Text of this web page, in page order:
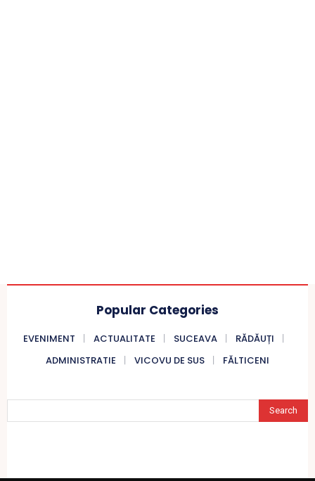
Popular Categories
EVENIMENT ACTUALITATE SUCEAVA
RĂDĂUȚI
ADMINISTRATIE
VICOVU DE SUS FĂLTICENI
Search